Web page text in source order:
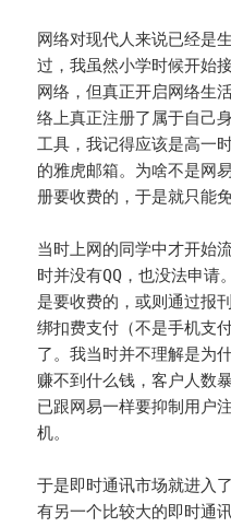
网络对现代人来说已经是
过，我虽然小学时候开始
网络，但真正开启网络生
络上真正注册了属于自己
工具，我记得应该是高一
的雅虎邮箱。为啥不是网
册要收费的，于是就只能
当时上网的同学中才开始
时并没有QQ，也没法申请
是要收费的，或则通过报
绑扣费支付（不是手机支
了。我当时并不理解是为
赚不到什么钱，客户人数
已跟网易一样要抑制用户
机。
于是即时通讯市场就进入
有另一个比较大的即时通